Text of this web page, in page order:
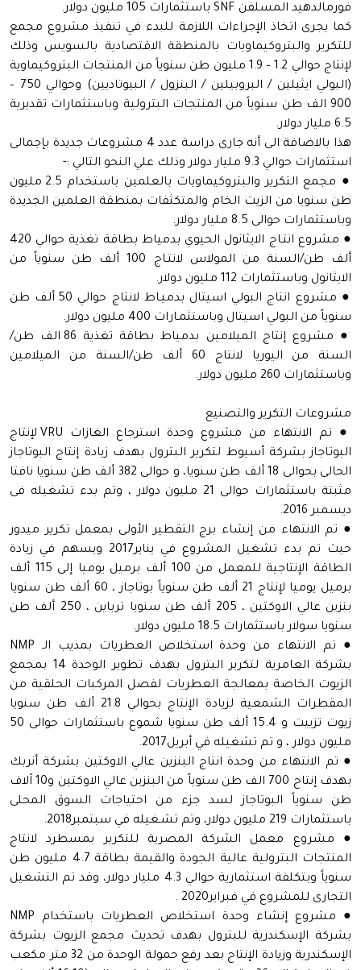
فورمالدهيد المسلفن SNF باستثمارات 105 مليون دولار.
كما يجرى اتخاذ الإجراءات اللازمة للبدء في تنفيذ مشروع مجمع
للتكرير والبتروكيماويات بالمنطقة الاقتصادية بالسويس وذلك
لإنتاج حوالي 1.2 – 1.9 مليون طن سنوياً من المنتجات البتروكيماوية
(البولي ايثيلين / البروبيلين / البنزول / البيوتاديين) وحوالي 750 –
900 الف طن سنوياً من المنتجات البترولية وباستثمارات تقديرية
6.5 مليار دولار.
هذا بالاضافة الى أنه جارى دراسة عدد 4 مشروعات جديدة بإجمالى
استثمارات حوالي 9.3 مليار دولار وذلك علي النحو التالي :-
● مجمع التكرير والبتروكيماويات بالعلمين باستخدام 2.5 مليون
طن سنويا من الزيت الخام والمتكثفات بمنطقة العلمين الجديدة
وباستثمارات حوالى 8.5 مليار دولار.
● مشروع انتـاج الايثانول الحيوي بدمياط بطاقة تغذية حوالي 420
ألف طن/السنة من المولاس لانتـاج 100 ألف طن سنوياً من
الايثانول وباستثمارات 112 مليون دولار.
● مشروع انتاج البولي اسيتال بدميـاط لانتاج حوالي 50 ألف طن
سنوياً من البولي اسيتال وباستثمـارات 400 مليون دولار.
● مشروع إنتاج الميلامين بدمياط بطاقة تغذية 86 الف طن/
السنة من اليوريا لانتاج 60 ألف طن/السنة من الميلامين
وباستثمارات 260 مليون دولار.
مشروعات التكرير والتصنيع
● تم الانتهاء من مشروع وحدة استرجاع الغازات VRU لإنتاج
البوتاجاز بشركة أسيوط لتكرير البترول بهدف زيادة إنتاج البوتاجاز
الحالى بحوالى 18 ألف طن سنويا، و حوالى 382 ألف طن سنويا نافتا
مثبتة باستثمارات حوالى 21 مليون دولار ، وتم بدء تشغيله فى
ديسمبر 2016.
● تم الانتهاء من إنشاء برج التقطير الأولى بمعمل تكرير ميدور
حيث تم بدء تشغيل المشروع في يناير2017 ويسهم في زيادة
الطاقة الإنتاجية للمعمل من 100 ألف برميل يوميا إلى 115 ألف
برميل يوميا لإنتاج 21 ألف طن سنوياً بوتاجاز ، 60 ألف طن سنويا
بنزين عالي الاوكتين ، 205 ألف طن سنويا ترباين ، 250 ألف طن
سنويا سولار باستثمارات 18.5 مليون دولار.
● تم الانتهاء من وحدة استخلاص العطريات بمذيب الـ NMP
بشركة العامرية لتكرير البترول بهدف تطوير الوحدة 14 بمجمع
الزيوت الخاصة بمعالجة العطريات لفصل المركبات الحلقية من
المقطرات الشمعية لزيادة الإنتاج بحوالي 21.8 ألف طن سنويا
زيوت تزييت و 15.4 ألف طن سنويا شموع باستثمارات حوالى 50
مليون دولار ، و تم تشغيله في أبريل2017.
● تم الانتهاء من وحدة انتاج البنزين عالي الاوكتين بشركة أنربك
بهدف إنتاج 700 الف طن سنوياً من البنزين عالي الاوكتين و10 آلاف
طن سنوياً البوتاجاز لسد جزء من احتياجات السوق المحلى
باستثمارات 219 مليون دولار، وتم تشـغيله في سبتمبر2018.
● مشروع معمل الشركة المصرية للتكرير بمسطرد لانتاج
المنتجات البترولية عالية الجودة والقيمة بطاقة 4.7 مليون طن
سنوياً وبتكلفة استثمارية حوالي 4.3 مليار دولار، وقد تم التشغيل
التجارى للمشروع في فبراير2020 .
● مشروع إنشاء وحدة استخلاص العطريات باستخدام NMP
بشركة الإسكندرية للبترول بهدف تحديث مجمع الزيوت بشركة
الإسكندرية وزيادة الإنتاج بعد رفع حمولة الوحدة من 32 متر مكعب